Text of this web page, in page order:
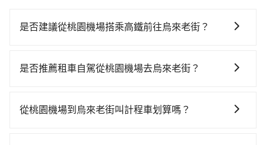
是否建議從桃園機場搭乘高鐵前往烏來老街？
貴、費時、轉車麻煩！桃園-板橋雖然一天最多時有63班
園區) 前往最靠近的桃園高鐵站，叫一輛計程車花費約
是否推薦租車自駕從桃園機場去烏來老街？
時不需要閉目養神（因為要自己開車），最重要的是你
從桃園機場到烏來老街叫計程車划算嗎？